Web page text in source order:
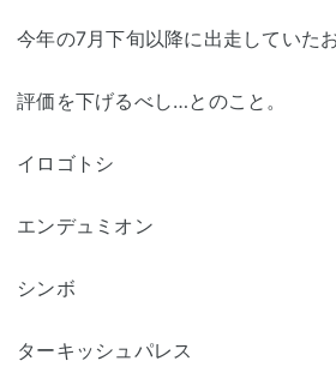
今年の7月下旬以降に出走していた
評価を下げるべし…とのこと。
イロゴトシ
エンデュミオン
シンボ
ターキッシュパレス